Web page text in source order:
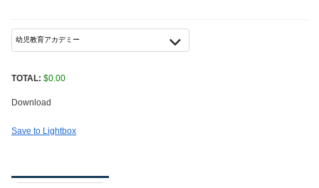
TOTAL: $0.00
Download
Save to Lightbox